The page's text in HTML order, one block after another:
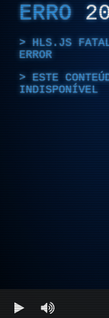
ERRO
HLS.JS
ERROR
ESTE
INDISPONÍVEL